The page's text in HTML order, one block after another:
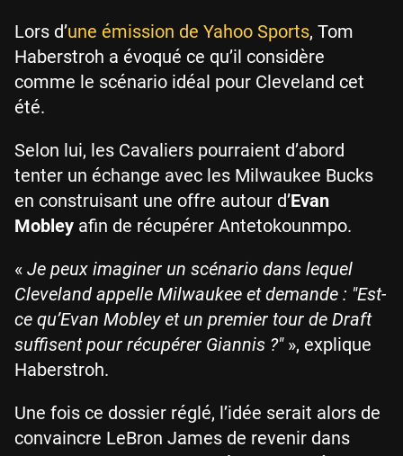
Lors d’une émission de Yahoo Sports, Tom
Haberstroh a évoqué ce qu’il considère
comme le scénario idéal pour Cleveland cet
été.
Selon lui, les Cavaliers pourraient d’abord
tenter un échange avec les Milwaukee Bucks
en construisant une offre autour d’Evan
Mobley afin de récupérer Antetokounmpo.
« Je peux imaginer un scénario dans lequel
Cleveland appelle Milwaukee et demande : "Est-
ce qu’Evan Mobley et un premier tour de Draft
suffisent pour récupérer Giannis ?"», explique
Haberstroh.
Une fois ce dossier réglé, l’idée serait alors de
convaincre LeBron James de revenir dans